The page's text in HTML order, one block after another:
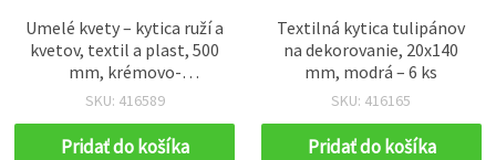
Umelé kvety – kytica ruží a
kvetov, textil a plast, 500
mm, krémovo-
broskyňovo-fialový mix,
SKU: 416589
Pridať do košíka
Textilná kytica tulipánov
na dekorovanie, 20x140
mm, modrá – 6 ks
SKU: 416165
Pridať do košíka